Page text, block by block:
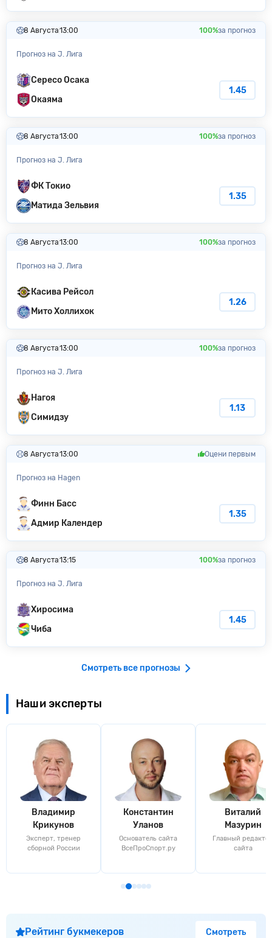
8 Августа13:00 100%за прогноз
Прогноз на J. Лига
Сересо Осака
Окаяма
1.45
8 Августа13:00 100%за прогноз
Прогноз на J. Лига
ФК Токио
Матида Зельвия
1.35
8 Августа13:00 100%за прогноз
Прогноз на J. Лига
Касива Рейсол
Мито Холлихок
1.26
8 Августа13:00 100%за прогноз
Прогноз на J. Лига
Нагоя
Симидзу
1.13
8 Августа13:00 Оцени первым
Прогноз на Hagen
Финн Басс
Адмир Календер
1.35
8 Августа13:15 100%за прогноз
Прогноз на J. Лига
Хиросима
Чиба
1.45
Смотреть все прогнозы
Наши эксперты
Владимир
Крикунов
Эксперт, тренер
сборной России
Константин
Уланов
Основатель сайта
ВсеПроСпорт.ру
Виталий
Мазурин
Главный
сайта
Рейтинг букмекеров Смотреть